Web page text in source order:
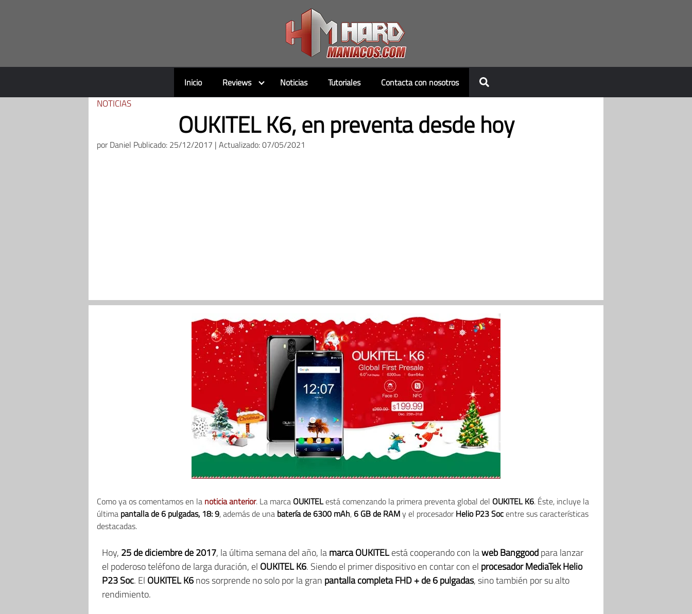
Inicio Reviews Noticias Tutoriales Contacta con nosotros
NOTICIAS
OUKITEL K6, en preventa desde hoy
porDaniel Publicado: 25/12/2017 | Actualizado: 07/05/2021
Como ya os comentamos en la noticia anterior. La marca OUKITELestá comenzando la primera preventa global del OUKITEL K6. Éste, incluye la
última pantalla de 6 pulgadas, 18: 9, además de una batería de 6300 mAh,6 GB de RAMy el procesadorHelio P23 Socentre sus características
destacadas.
Hoy, 25 de diciembre de 2017, la última semana del año, lamarca OUKITELestá cooperando con laweb Banggoodpara lanzar
el poderoso teléfono de larga duración, el OUKITEL K6. Siendo el primer dispositivo en contar con el procesador MediaTek Helio
P23 Soc. El OUKITEL K6nos sorprende no solo por la gran pantalla completa FHD + de 6 pulgadas, sino también por su alto
rendimiento.